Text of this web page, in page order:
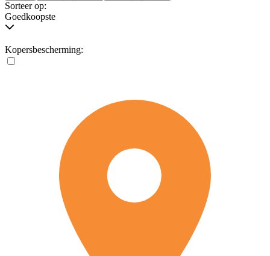
Sorteer op:
Goedkoopste
Kopersbescherming: